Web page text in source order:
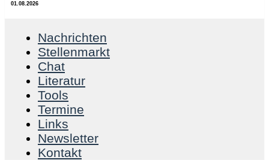
01.08.2026
Nachrichten
Stellenmarkt
Chat
Literatur
Tools
Termine
Links
Newsletter
Kontakt